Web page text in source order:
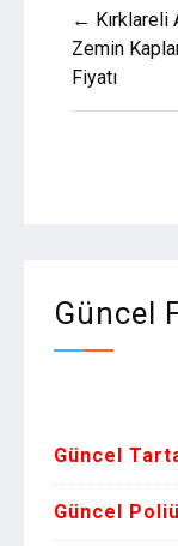
Yazı
← Kırklareli
Zemin
Fiyatı
Güncel
Güncel
Güncel